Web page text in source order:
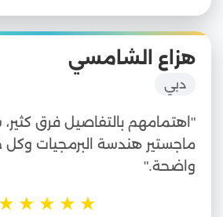
هزاع الشامسي
دبي
"اهتمامهم بالتفاصيل فرق
ماجستير هندسة البرمجيات
واضحة."
★
★
★
★
★